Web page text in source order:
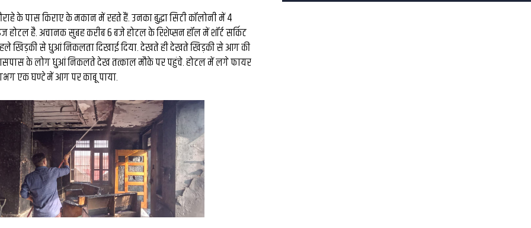
के पास किराए के मकान में रहते हैं. उनका बुद्धा सिटी कॉलोनी में 4
होटल है. अचानक सुबह करीब 6 बजे होटल के रिशेप्सन हॉल में शॉर्ट सर्किट
खिड़की से धुआं निकलता दिखाई दिया. देखते ही देखते खिड़की से आग की
के लोग धुआं निकलते देख तत्काल मौके पर पहुंचे. होटल में लगे फायर
एक घण्टे में आग पर काबू पाया.